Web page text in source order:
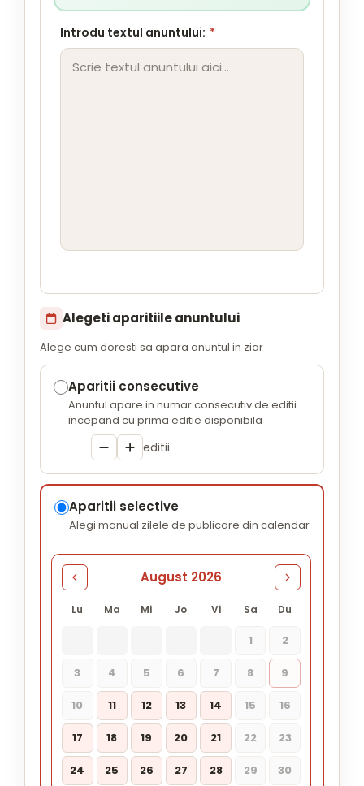
Introdu textul anuntului: *
Alegeti aparitiile anuntului
Alege cum doresti sa apara anuntul in ziar
Aparitii consecutive
Anuntul apare in numar consecutiv de editii
incepand cu prima editie disponibila
editii
Aparitii selective
Alegi manual zilele de publicare din calendar
August 2026
Lu Ma Mi Jo Vi Sa Du
1 2
3 4 5 6 7 8 9
10 11 12 13 14 15 16
17 18 19 20 21 22 23
24 25 26 27 28 29 30